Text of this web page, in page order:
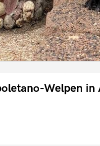
Welpen in